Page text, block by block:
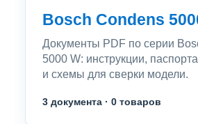
Bosch Condens
Документы PDF по серии
5000 W: инструкции,
и схемы для сверки модели.
3 документа · 0 товаров